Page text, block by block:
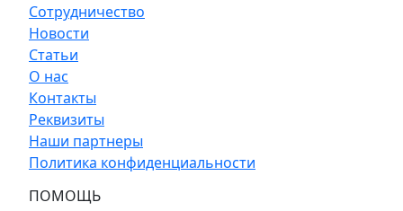
Сотрудничество
Новости
Статьи
О нас
Контакты
Реквизиты
Наши партнеры
Политика конфиденциальности
ПОМОЩЬ